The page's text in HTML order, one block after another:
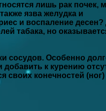
лишь рак почек,
язва желудка и
и воспаление десен?
табака, но
сосудов. Особенно
к курению
своих конечностей (ног)